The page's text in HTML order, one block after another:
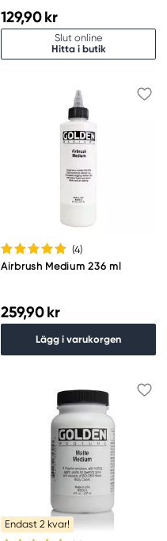
129,90 kr
Slut online
Hitta i butik
(4)
Airbrush Medium 236 ml
259,90 kr
Lägg i varukorgen
Endast 2 kvar!